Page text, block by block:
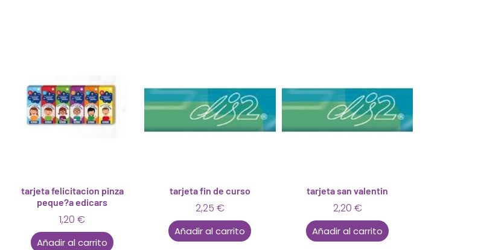
tarjeta felicitacion pinza
peque?a edicars
1,20€
Añadir al carrito
tarjeta fin de curso
2,25 €
Añadir al carrito
tarjeta san valentin
2,20 €
Añadir al carrito